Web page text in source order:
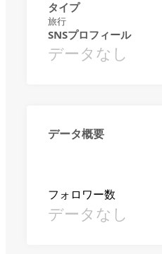
タイプ
旅行
SNSプロフィール
データなし
データ概要
フォロワー数
データなし